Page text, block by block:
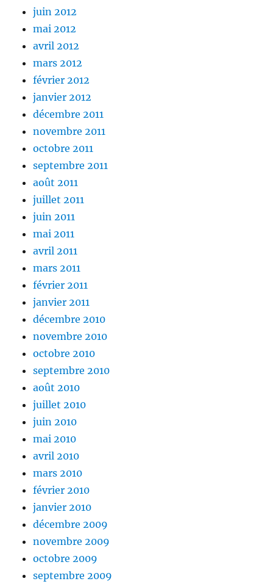
juin 2012
mai 2012
avril 2012
mars 2012
février 2012
janvier 2012
décembre 2011
novembre 2011
octobre 2011
septembre 2011
août 2011
juillet 2011
juin 2011
mai 2011
avril 2011
mars 2011
février 2011
janvier 2011
décembre 2010
novembre 2010
octobre 2010
septembre 2010
août 2010
juillet 2010
juin 2010
mai 2010
avril 2010
mars 2010
février 2010
janvier 2010
décembre 2009
novembre 2009
octobre 2009
septembre 2009